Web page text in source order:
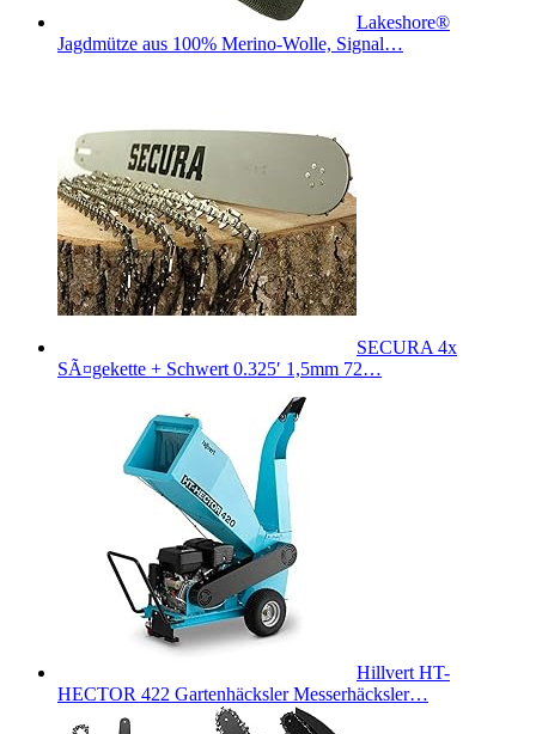
Lakeshore®
Jagdmütze aus 100% Merino-Wolle, Signal…
SECURA 4x
SÃ¤gekette + Schwert 0.325′ 1,5mm 72…
Hillvert HT-
HECTOR 422 Gartenhäcksler Messerhäcksler…